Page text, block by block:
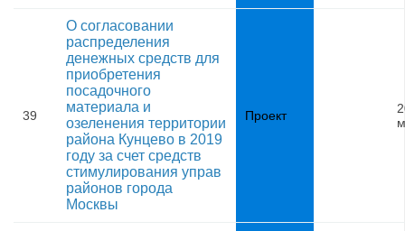
39
О согласовании
распределения
денежных средств для
приобретения
посадочного
материала и
озеленения территории
района Кунцево в 2019
году за счет средств
стимулирования управ
районов города
Москвы
Проект